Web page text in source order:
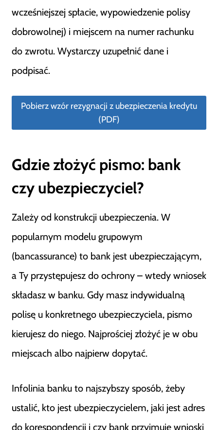
wcześniejszej spłacie, wypowiedzenie polisy
dobrowolnej) i miejscem na numer rachunku
do zwrotu. Wystarczy uzupełnić dane i
podpisać.
Pobierz wzór rezygnacji z ubezpieczenia kredytu
(PDF)
Gdzie złożyć pismo: bank
czy ubezpieczyciel?
Zależy od konstrukcji ubezpieczenia. W
popularnym modelu grupowym
(bancassurance) to bank jest ubezpieczającym,
a Ty przystępujesz do ochrony – wtedy wniosek
składasz w banku. Gdy masz indywidualną
polisę u konkretnego ubezpieczyciela, pismo
kierujesz do niego. Najprościej złożyć je w obu
miejscach albo najpierw dopytać.
Infolinia banku to najszybszy sposób, żeby
ustalić, kto jest ubezpieczycielem, jaki jest adres
do korespondencji i czy bank przyjmuje wnioski